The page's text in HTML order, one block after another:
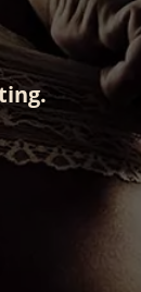
.